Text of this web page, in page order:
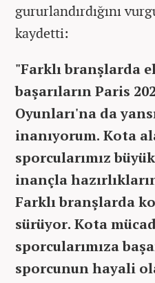
gururlandırdığını
kaydetti:
"Farklı branşlarda
başarıların Paris
Oyunları'na da
inanıyorum. Kota
sporcularımız
inançla
Farklı branşlarda
sürüyor. Kota
sporcularımıza
sporcunun hayali